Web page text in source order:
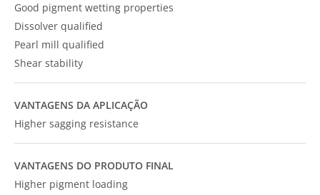
Good pigment wetting properties
Dissolver qualified
Pearl mill qualified
Shear stability
VANTAGENS DA APLICAÇÃO
Higher sagging resistance
VANTAGENS DO PRODUTO FINAL
Higher pigment loading